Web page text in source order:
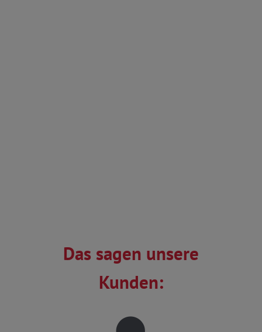
Das sagen unsere
Kunden: